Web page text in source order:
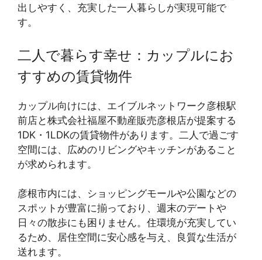
出しやすく、充実した一人暮らしが実現可能で
す。
二人で暮らす幸せ：カップルにお
すすめの賃貸物件
カップル向けには、エイブルネットワーク彦根駅
前店と株式会社福屋不動産販売彦根店が提案する
1DK・1LDKの賃貸物件があります。二人で過ごす
空間には、広めのリビングやキッチンがあること
が求められます。
彦根市内には、ショッピングモールや公園などの
スポットが豊富に揃っており、週末のデートや
日々の散歩にも困りません。住環境が充実してい
るため、居住空間に安心感を与え、良質な生活が
送れます。